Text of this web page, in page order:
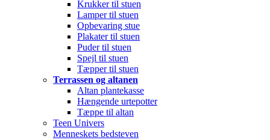
Krukker til stuen
Lamper til stuen
Opbevaring stue
Plakater til stuen
Puder til stuen
Spejl til stuen
Tæpper til stuen
Terrassen og altanen
Altan plantekasse
Hængende urtepotter
Tæppe til altan
Teen Univers
Menneskets bedsteven